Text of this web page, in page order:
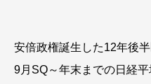
安倍政権誕生した12年後半
9月SQ～年末までの日経